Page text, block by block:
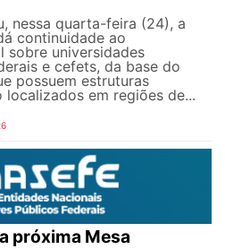
nessa quarta-feira (24), a
continuidade ao
sobre universidades
e cefets, da base do
possuem estruturas
em regiões de...
próxima Mesa